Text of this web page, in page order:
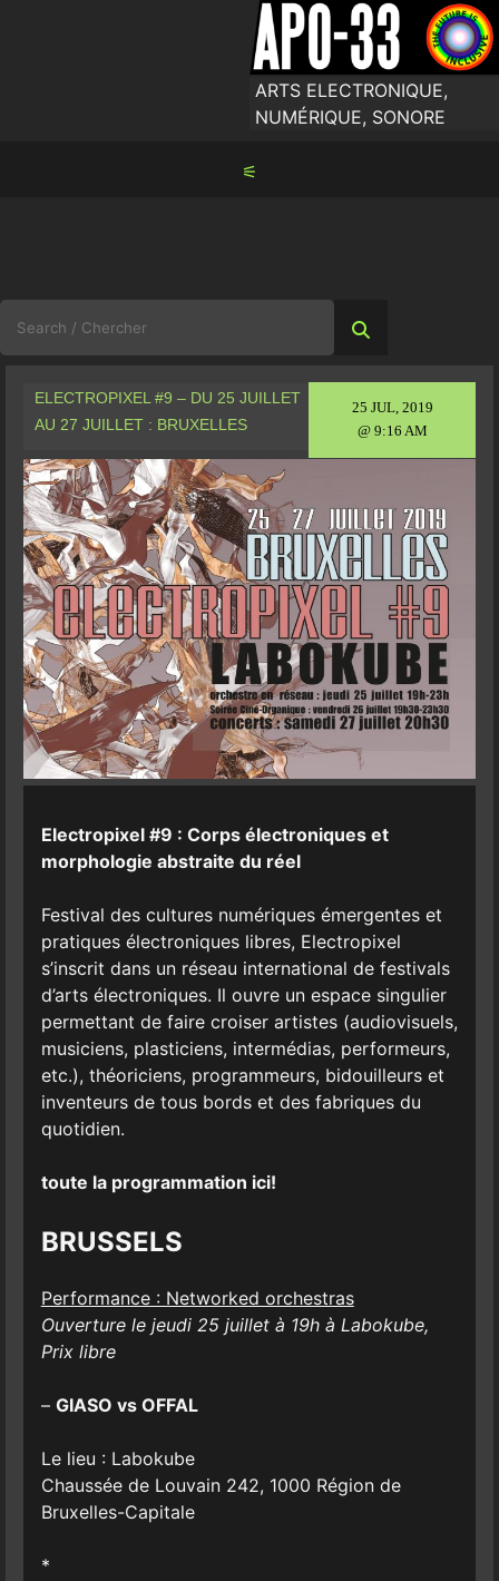
ARTS ELECTRONIQUE,
NUMÉRIQUE, SONORE
⚟
for:
25 JUL, 2019
@ 9:16 AM
ELECTROPIXEL #9 – DU 25 JUILLET
AU 27 JUILLET : BRUXELLES
Electropixel #9 : Corps électroniques et
morphologie abstraite du réel
Festival des cultures numériques émergentes et
pratiques électroniques libres, Electropixel
s’inscrit dans un réseau international de festivals
d’arts électroniques. Il ouvre un espace singulier
permettant de faire croiser artistes (audiovisuels,
musiciens, plasticiens, intermédias, performeurs,
etc.), théoriciens, programmeurs, bidouilleurs et
inventeurs de tous bords et des fabriques du
quotidien.
toute la programmation ici!
BRUSSELS
Performance : Networked orchestras
Ouverture le jeudi 25 juillet à 19h à Labokube,
Prix libre
– GIASO vs OFFAL
Le lieu : Labokube
Chaussée de Louvain 242, 1000 Région de
Bruxelles-Capitale
*